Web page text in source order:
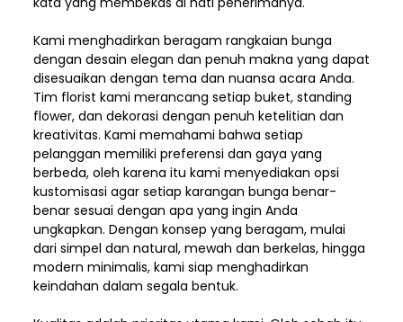
Kami menghadirkan beragam rangkaian bunga
dengan desain elegan dan penuh makna yang dapat
disesuaikan dengan tema dan nuansa acara Anda.
Tim florist kami merancang setiap buket, standing
flower, dan dekorasi dengan penuh ketelitian dan
kreativitas. Kami memahami bahwa setiap
pelanggan memiliki preferensi dan gaya yang
berbeda, oleh karena itu kami menyediakan opsi
kustomisasi agar setiap karangan bunga benar-
benar sesuai dengan apa yang ingin Anda
ungkapkan. Dengan konsep yang beragam, mulai
dari simpel dan natural, mewah dan berkelas, hingga
modern minimalis, kami siap menghadirkan
keindahan dalam segala bentuk.